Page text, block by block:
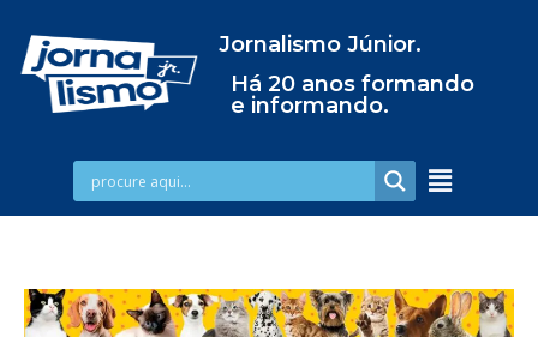
Jornalismo Júnior.
Há 20 anos formando
e informando.